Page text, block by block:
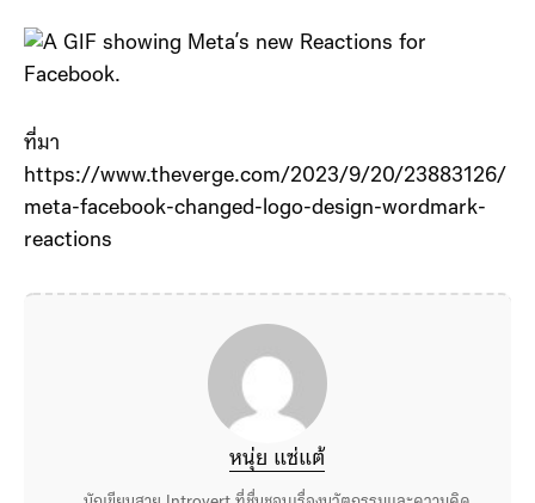
ที่มา
https://www.theverge.com/2023/9/20/23883126/
meta-facebook-changed-logo-design-wordmark-
reactions
หนุ่ย แซ่แต้